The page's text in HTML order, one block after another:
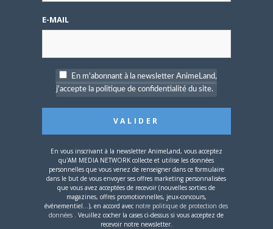
tas raison mimi^^
Et bien !
assez de nous surprendre !
CONNECTEZ-VOUS POUR RÉPONDRE
14 JANVIER 2012 18 H 08 MIN
CONNECTEZ-VOUS POUR RÉPONDRE
SAIME le12 JANVIER 2012 21 H 26 MIN
super la nouvelle merci
CONNECTEZ-VOUS POUR RÉPONDRE
E-MAIL
En m'abonnant à la newsletter AnimeLand,
j'accepte la politique de confidentialité du site.
En vous inscrivant à la newsletter AnimeLand, vous acceptez
qu'AM MEDIA NETWORK collecte et utilise les données
personnelles que vous venez de renseigner dans ce formulaire
dans le but de vous envoyer ses offres marketing personnalisées
que vous avez acceptées de recevoir (nouvelles sorties de
magazines, offres promotionnelles, jeux-concours,
événementiel...), en accord avec notre politique de protection des
données . Veuillez cocher la cases ci-dessus si vous acceptez de
recevoir notre newsletter.